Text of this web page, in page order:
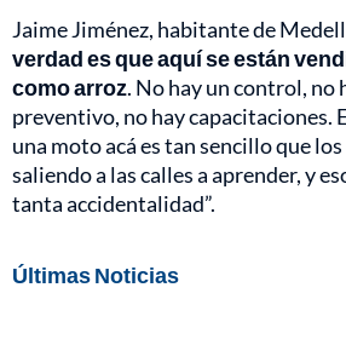
Jaime Jiménez, habitante de
verdad es que aquí se están
como arroz. No hay un control, no
preventivo, no hay capacitaciones.
una moto acá es tan sencillo que
saliendo a las calles a aprender, y
tanta accidentalidad”.
Últimas Noticias